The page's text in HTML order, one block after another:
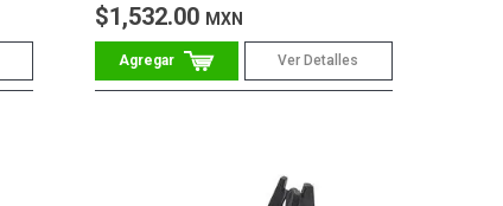
$1,532.00 MXN
Ver Detalles